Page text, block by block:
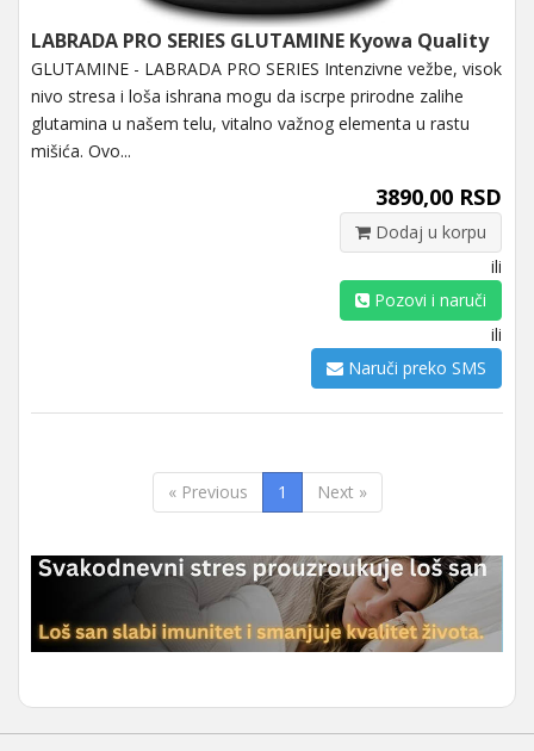
LABRADA PRO SERIES GLUTAMINE Kyowa Quality
GLUTAMINE - LABRADA PRO SERIES Intenzivne vežbe, visok
nivo stresa i loša ishrana mogu da iscrpe prirodne zalihe
glutamina u našem telu, vitalno važnog elementa u rastu
mišića. Ovo...
3890,00 RSD
Dodaj u korpu
ili
Pozovi i naruči
ili
Naruči preko SMS
« Previous 1 Next »